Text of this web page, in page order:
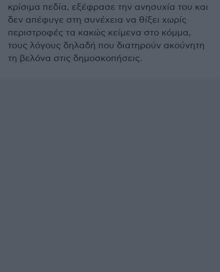
κρίσιμα πεδία, εξέφρασε την ανησυχία του και
δεν απέφυγε στη συνέχεια να θίξει χωρίς
περιστροφές τα κακώς κείμενα στο κόμμα,
τους λόγους δηλαδή που διατηρούν ακούνητη
τη βελόνα στις δημοσκοπήσεις.